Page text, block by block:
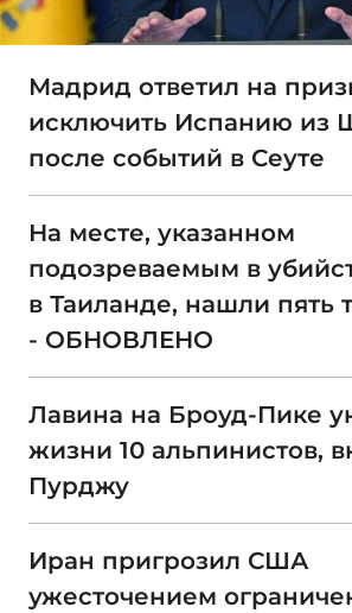
Мадрид ответил на
исключить Испанию из
после событий в Сеуте
На месте, указанном
подозреваемым в
в Таиланде, нашли пять
- ОБНОВЛЕНО
Лавина на Броуд-Пике
жизни 10 альпинистов,
Пурджу
Иран пригрозил США
ужесточением